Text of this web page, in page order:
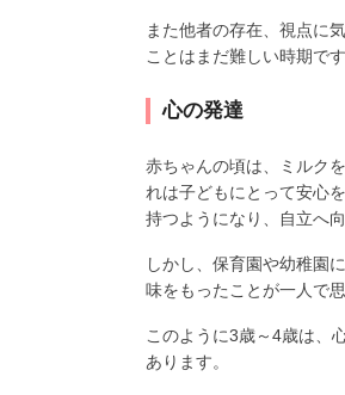
また他者の存在、視点に
ことはまだ難しい時期です
心の発達
赤ちゃんの頃は、ミルク
れは子どもにとって安心
持つようになり、自立へ向
しかし、保育園や幼稚園
味をもったことが一人で
このように3歳～4歳は、
あります。